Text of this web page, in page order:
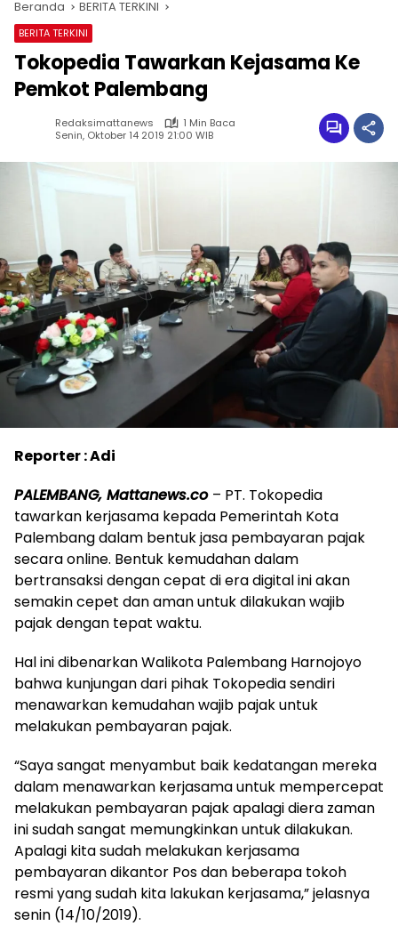
Beranda BERITA TERKINI
BERITA TERKINI
Tokopedia Tawarkan Kejasama Ke
Pemkot Palembang
Redaksimattanews
1 Min Baca
Senin, Oktober 14 2019 21:00 WIB
Reporter : Adi
PALEMBANG, Mattanews.co – PT. Tokopedia
tawarkan kerjasama kepada Pemerintah Kota
Palembang dalam bentuk jasa pembayaran pajak
secara online. Bentuk kemudahan dalam
bertransaksi dengan cepat di era digital ini akan
semakin cepet dan aman untuk dilakukan wajib
pajak dengan tepat waktu.
Hal ini dibenarkan Walikota Palembang Harnojoyo
bahwa kunjungan dari pihak Tokopedia sendiri
menawarkan kemudahan wajib pajak untuk
melakukan pembayaran pajak.
“Saya sangat menyambut baik kedatangan mereka
dalam menawarkan kerjasama untuk mempercepat
melakukan pembayaran pajak apalagi diera zaman
ini sudah sangat memungkinkan untuk dilakukan.
Apalagi kita sudah melakukan kerjasama
pembayaran dikantor Pos dan beberapa tokoh
resmi yang sudah kita lakukan kerjasama,” jelasnya
senin (14/10/2019).